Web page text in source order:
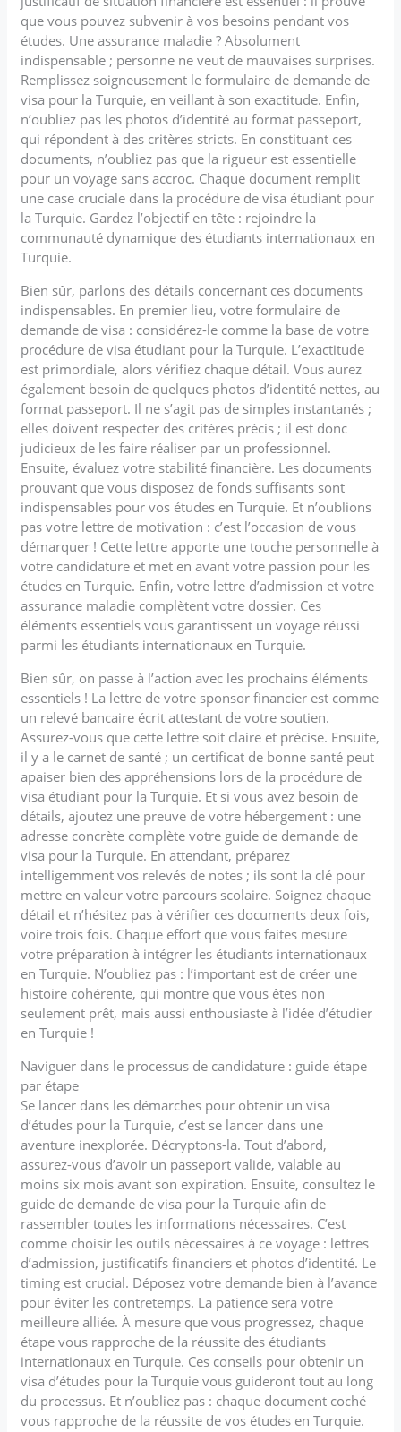
que vous pouvez subvenir à vos besoins pendant vos
études. Une assurance maladie ? Absolument
indispensable ; personne ne veut de mauvaises surprises.
Remplissez soigneusement le formulaire de demande de
visa pour la Turquie, en veillant à son exactitude. Enfin,
n’oubliez pas les photos d’identité au format passeport,
qui répondent à des critères stricts. En constituant ces
documents, n’oubliez pas que la rigueur est essentielle
pour un voyage sans accroc. Chaque document remplit
une case cruciale dans la procédure de visa étudiant pour
la Turquie. Gardez l’objectif en tête : rejoindre la
communauté dynamique des étudiants internationaux en
Turquie.
Bien sûr, parlons des détails concernant ces documents
indispensables. En premier lieu, votre formulaire de
demande de visa : considérez-le comme la base de votre
procédure de visa étudiant pour la Turquie. L’exactitude
est primordiale, alors vérifiez chaque détail. Vous aurez
également besoin de quelques photos d’identité nettes, au
format passeport. Il ne s’agit pas de simples instantanés ;
elles doivent respecter des critères précis ; il est donc
judicieux de les faire réaliser par un professionnel.
Ensuite, évaluez votre stabilité financière. Les documents
prouvant que vous disposez de fonds suffisants sont
indispensables pour vos études en Turquie. Et n’oublions
pas votre lettre de motivation : c’est l’occasion de vous
démarquer ! Cette lettre apporte une touche personnelle à
votre candidature et met en avant votre passion pour les
études en Turquie. Enfin, votre lettre d’admission et votre
assurance maladie complètent votre dossier. Ces
éléments essentiels vous garantissent un voyage réussi
parmi les étudiants internationaux en Turquie.
Bien sûr, on passe à l’action avec les prochains éléments
essentiels ! La lettre de votre sponsor financier est comme
un relevé bancaire écrit attestant de votre soutien.
Assurez-vous que cette lettre soit claire et précise. Ensuite,
il y a le carnet de santé ; un certificat de bonne santé peut
apaiser bien des appréhensions lors de la procédure de
visa étudiant pour la Turquie. Et si vous avez besoin de
détails, ajoutez une preuve de votre hébergement : une
adresse concrète complète votre guide de demande de
visa pour la Turquie. En attendant, préparez
intelligemment vos relevés de notes ; ils sont la clé pour
mettre en valeur votre parcours scolaire. Soignez chaque
détail et n’hésitez pas à vérifier ces documents deux fois,
voire trois fois. Chaque effort que vous faites mesure
votre préparation à intégrer les étudiants internationaux
en Turquie. N’oubliez pas : l’important est de créer une
histoire cohérente, qui montre que vous êtes non
seulement prêt, mais aussi enthousiaste à l’idée d’étudier
en Turquie !
Naviguer dans le processus de candidature : guide étape
par étape
Se lancer dans les démarches pour obtenir un visa
d’études pour la Turquie, c’est se lancer dans une
aventure inexplorée. Décryptons-la. Tout d’abord,
assurez-vous d’avoir un passeport valide, valable au
moins six mois avant son expiration. Ensuite, consultez le
guide de demande de visa pour la Turquie afin de
rassembler toutes les informations nécessaires. C’est
comme choisir les outils nécessaires à ce voyage : lettres
d’admission, justificatifs financiers et photos d’identité. Le
timing est crucial. Déposez votre demande bien à l’avance
pour éviter les contretemps. La patience sera votre
meilleure alliée. À mesure que vous progressez, chaque
étape vous rapproche de la réussite des étudiants
internationaux en Turquie. Ces conseils pour obtenir un
visa d’études pour la Turquie vous guideront tout au long
du processus. Et n’oubliez pas : chaque document coché
vous rapproche de la réussite de vos études en Turquie.